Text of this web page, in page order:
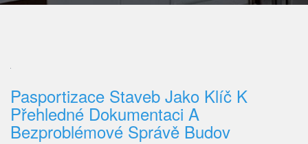
Pasportizace Staveb Jako Klíč K
Přehledné Dokumentaci A
Bezproblémové Správě Budov